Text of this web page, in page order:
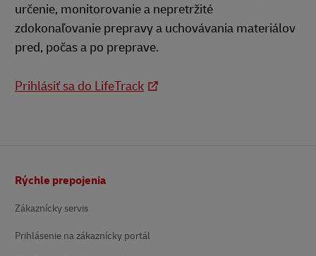
určenie, monitorovanie a nepretržité
zdokonaľovanie prepravy a uchovávania materiálov
pred, počas a po preprave.
Prihlásiť sa do LifeTrack
Rýchle prepojenia
Zákaznícky servis
Prihlásenie na zákaznícky portál